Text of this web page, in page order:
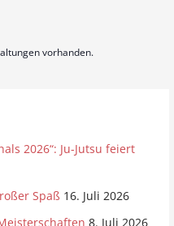
vorhanden.
2026“: Ju-Jutsu feiert
Spaß 16. Juli 2026
8. Juli 2026